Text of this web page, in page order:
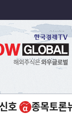
호 종목토론